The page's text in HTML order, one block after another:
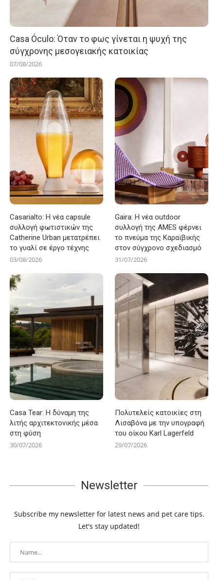
Casa Óculo: Όταν το φως γίνεται η ψυχή της
σύγχρονης μεσογειακής κατοικίας
07/08/2026
Casarialto: Η νέα capsule
συλλογή φωτιστικών της
Catherine Urban μετατρέπει
το γυαλί σε έργο τέχνης
03/08/2026
Gaira: Η νέα outdoor
συλλογή της AMES φέρνει
το πνεύμα της Καραϊβικής
στον σύγχρονο σχεδιασμό
31/07/2026
Casa Tear: Η δύναμη της
λιτής αρχιτεκτονικής μέσα
στη φύση
30/07/2026
Πολυτελείς κατοικίες στη
Λισαβόνα με την υπογραφή
του οίκου Karl Lagerfeld
29/07/2026
Newsletter
Subscribe my newsletter for latest news and pet care tips.
Let's stay updated!